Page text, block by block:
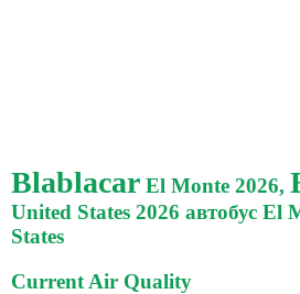
Blablacar El Monte 2026,
United States 2026 автобус El
States
Current Air Quality